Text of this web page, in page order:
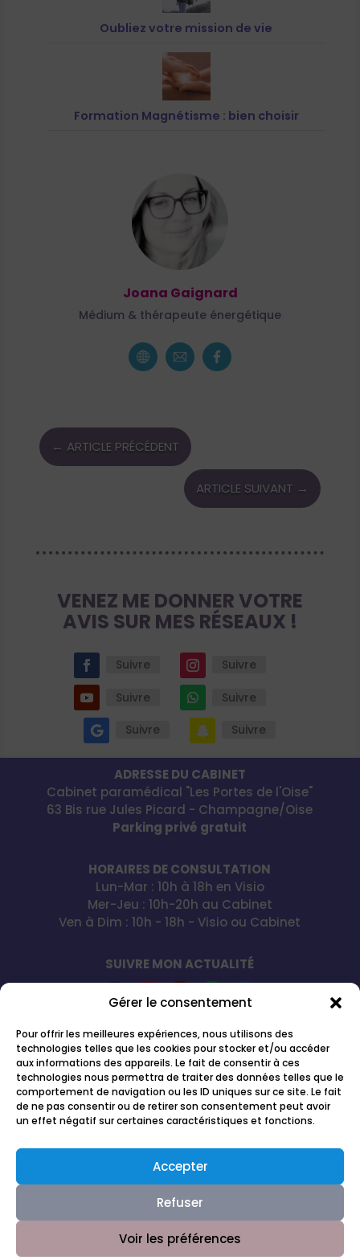
Gérer le consentement
Pour offrir les meilleures expériences, nous utilisons des
technologies telles que les cookies pour stocker et/ou accéder
aux informations des appareils. Le fait de consentir à ces
technologies nous permettra de traiter des données telles que le
comportement de navigation ou les ID uniques sur ce site. Le fait
de ne pas consentir ou de retirer son consentement peut avoir
un effet négatif sur certaines caractéristiques et fonctions.
Accepter
Refuser
Voir les préférences
Oubliez votre mission de vie
Formation Magnétisme : bien choisir
Joana Gaignard
Médium & thérapeute énergétique
← ARTICLE PRÉCÉDENT
ARTICLE SUIVANT →
VENEZ ME DONNER VOTRE
AVIS SUR MES RÉSEAUX !
Suivre Suivre
Suivre Suivre
Suivre Suivre
ADRESSE DU CABINET
Cabinet paramédical "Les Portes de l'Oise"
63 Bis rue Jules Picard - Champagne/Oise
Parking privé gratuit
HORAIRES DE CONSULTATION
Lun-Mar : 10h à 18h en Visio
Mer-Jeu : 10h-20h au Cabinet
Ven à Dim : 10h - 18h - Visio ou Cabinet
SUIVRE MON ACTUALITÉ
Le Magnétisme Spirituel par Joana Gaignard®et
Magnétisme Spirituel ®sont des marques
déposées à l'INPI et protégées par Joana Gaignard
qui en a l'entière exclusivité d'utilisation.Selon
l'article L.713-3 du Code de propriété intellectuelle,
tout contrevenant reproduisant ou imitantles
l'absence d'autorisation du propriétaire de la
marque etenregistrée pour des produits ou
services identiques ou similaires à ceux désignés